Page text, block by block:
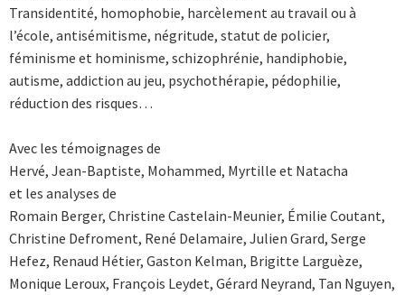
Transidentité, homophobie, harcèlement au travail ou à
l’école, antisémitisme, négritude, statut de policier,
féminisme et hominisme, schizophrénie, handiphobie,
autisme, addiction au jeu, psychothérapie, pédophilie,
réduction des risques…
Avec les témoignages de
Hervé, Jean-Baptiste, Mohammed, Myrtille et Natacha
et les analyses de
Romain Berger, Christine Castelain-Meunier, Émilie Coutant,
Christine Defroment, René Delamaire, Julien Grard, Serge
Hefez, Renaud Hétier, Gaston Kelman, Brigitte Larguèze,
Monique Leroux, François Leydet, Gérard Neyrand, Tan Nguyen,